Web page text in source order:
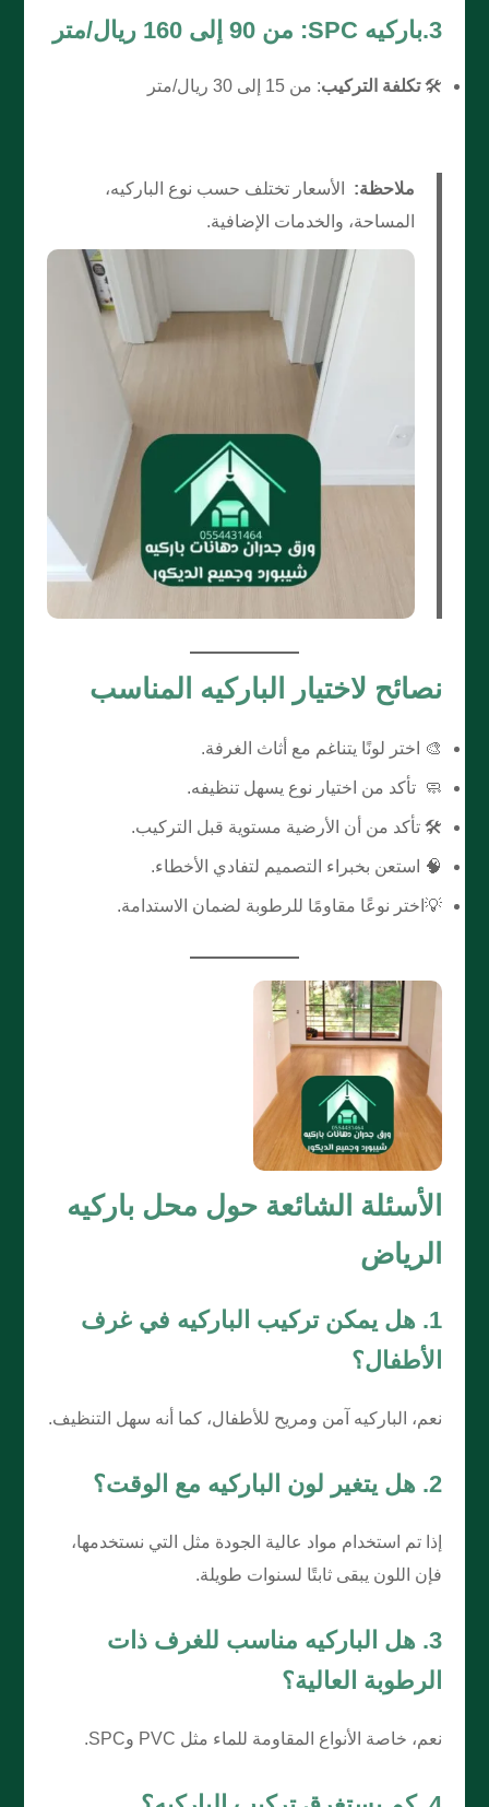
3.باركيه SPC: من 90 إلى 160 ريال/متر
🛠️تكلفة التركيب: من 15 إلى 30 ريال/متر
ملاحظة: الأسعار تختلف حسب نوع الباركيه،
المساحة، والخدمات الإضافية.
نصائح لاختيار الباركيه المناسب
🎨 اختر لونًا يتناغم مع أثاث الغرفة.
🧼 تأكد من اختيار نوع يسهل تنظيفه.
🛠️ تأكد من أن الأرضية مستوية قبل التركيب.
🧠 استعن بخبراء التصميم لتفادي الأخطاء.
💡اختر نوعًا مقاومًا للرطوبة لضمان الاستدامة.
الأسئلة الشائعة حول محل باركيه
الرياض
1. هل يمكن تركيب الباركيه في غرف
الأطفال؟
نعم، الباركيه آمن ومريح للأطفال، كما أنه سهل التنظيف.
2. هل يتغير لون الباركيه مع الوقت؟
إذا تم استخدام مواد عالية الجودة مثل التي نستخدمها،
فإن اللون يبقى ثابتًا لسنوات طويلة.
3. هل الباركيه مناسب للغرف ذات
الرطوبة العالية؟
نعم، خاصة الأنواع المقاومة للماء مثل PVC وSPC.